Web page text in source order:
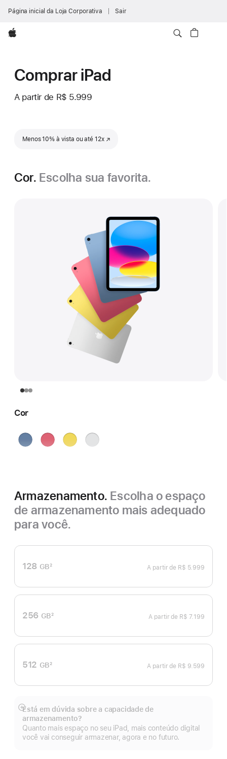
Página inicial da Loja Corporativa Sair
Apple
Comprar iPad
A partir de R$ 5.999
Menos 10% à vista ou até 12x
(o link abre em uma nova janela)
Cor. Escolha sua favorita.
Cor
Azul Rosa AmareloPrateado
Armazenamento. Escolha o espaço
de armazenamento mais adequado
para você.
128 GB
rodapé
2 A partir de R$ 5.999
256 GB
rodapé
2 A partir de R$ 7.199
512 GB2 A partir de R$ 9.599
Está em dúvida sobre a capacidade de
armazenamento?
Quanto mais espaço no seu iPad, mais conteúdo digital
você vai conseguir armazenar, agora e no futuro.
Mostrar
mais